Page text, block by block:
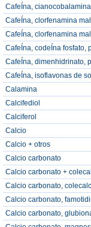
CafeÍna,
CafeÍna, clorfenamina
CafeÍna, clorfenamina
CafeÍna, codeÍna fosfato,
CafeÍna, dimenhidrinato,
CafeÍna, isoflavonas de
Calamina
Calcifediol
Calciferol
Calcio
Calcio + otros
Calcio carbonato
Calcio carbonato +
Calcio carbonato,
Calcio carbonato,
Calcio carbonato,